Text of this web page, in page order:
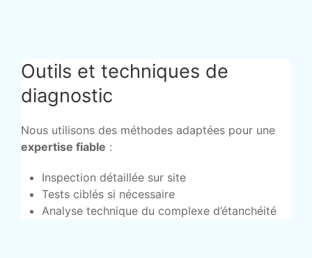
Outils et techniques de
diagnostic
Nous utilisons des méthodes adaptées pour une
expertise fiable :
Inspection détaillée sur site
Tests ciblés si nécessaire
Analyse technique du complexe d’étanchéité